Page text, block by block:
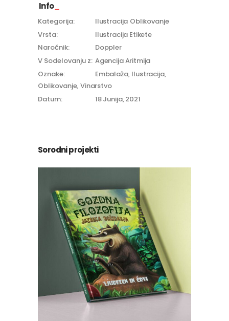
Info
Kategorija: Ilustracija Oblikovanje
Vrsta:
Ilustracija Etikete
Naročnik:
Doppler
V Sodelovanju z: Agencija Aritmija
Oznake:
Embalaža Ilustracija
Oblikovanje Vinarstvo
Datum:
18 Junija, 2021
Sorodni projekti
Ljubezen in črvi
Ilustracija
Oblikovanje